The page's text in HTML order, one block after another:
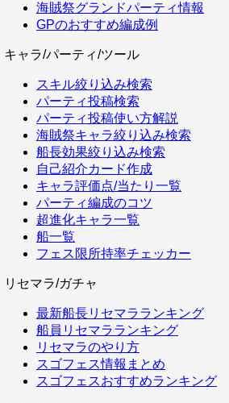
海賊祭グランドパーティ情報
GPのおすすめ編成例
キャラ/パーティ/ツール
スキル絞り込み検索
パーティ投稿検索
パーティ投稿使い方解説
海賊祭キャラ絞り込み検索
船長効果絞り込み検索
自己紹介カード作成
キャラ評価点/当たり一覧
パーティ編成のコツ
超進化キャラ一覧
船一覧
フェス限所持率チェッカー
リセマラ/ガチャ
最新船長リセマラランキング
船員リセマラランキング
リセマラのやり方
スゴフェス情報まとめ
スゴフェスおすすめランキング